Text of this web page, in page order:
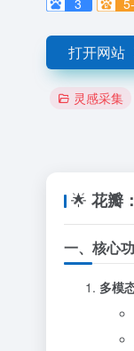
3 5-
打开网站
灵感采集
🌟 花瓣
一、核心
多模